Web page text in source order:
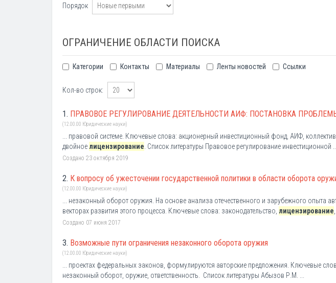
Порядок
ОГРАНИЧЕНИЕ ОБЛАСТИ ПОИСКА
Категории Контакты Материалы Ленты новостей Ссылки
Кол-во строк:
1. ПРАВОВОЕ РЕГУЛИРОВАНИЕ ДЕЯТЕЛЬНОСТИ АИФ: ПОСТАНОВКА
(12.00.00 Юридические науки)
... правовой системе. Ключевые слова: акционерный инвестиционный фонд, АИФ,
двойное лицензирование. Список литературы Правовое регулирование инвестиционной
Создано 23 октября 2019
2. К вопросу об ужесточении государственной политики в области оборота
(12.00.00 Юридические науки)
... незаконный оборот оружия. На основе анализа отечественного и зарубежного опыта
векторах развития этого процесса. Ключевые слова: законодательство, лицензирование
Создано 07 июня 2017
3. Возможные пути ограничения незаконного оборота оружия
(12.00.00 Юридические науки)
... проектах федеральных законов, формулируются авторские предложения. Ключевые
незаконный оборот, оружие, ответственность. Список литературы Абызов Р.М. ...